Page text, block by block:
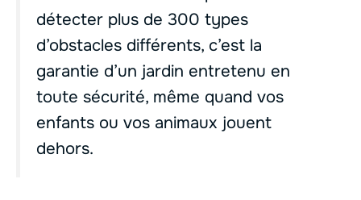
détecter plus de 300 types
d’obstacles différents, c’est la
garantie d’un jardin entretenu en
toute sécurité, même quand vos
enfants ou vos animaux jouent
dehors.